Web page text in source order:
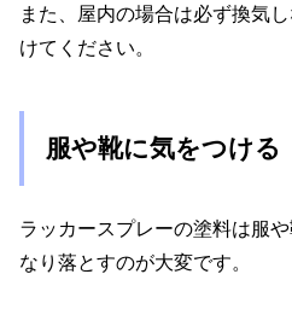
また、屋内の場合は必ず換気
けてください。
服や靴に気をつける
ラッカースプレーの塗料は服
なり落とすのが大変です。